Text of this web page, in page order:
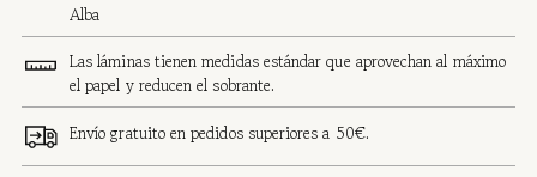
Alba
Las láminas tienen medidas estándar que aprovechan al máximo
el papel y reducen el sobrante.
Envío gratuito en pedidos superiores a 50€.